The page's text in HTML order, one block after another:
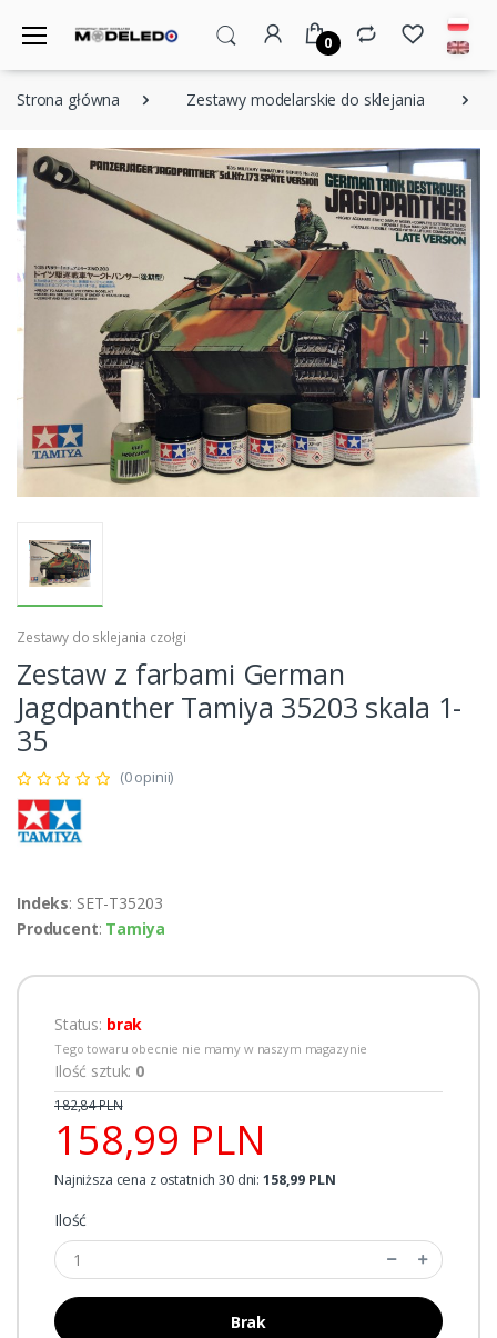
0
Strona główna Zestawy modelarskie do sklejania
Zestawy do sklejania czołgi
Zestaw z farbami German
Jagdpanther Tamiya 35203 skala 1-
35
(0 opinii)
Indeks: SET-T35203
Producent: Tamiya
Status: brak
Tego towaru obecnie nie mamy w naszym magazynie
Ilość sztuk: 0
158,99 PLN
182,84 PLN
Najniższa cena z ostatnich 30 dni: 158,99 PLN
Ilość
Brak